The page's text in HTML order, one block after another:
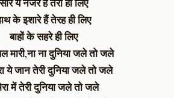
ये नजरे हैं तेरी ही लिए
के इशारे हैं तेरह ही लिए
बाहों के सहरे ही लिए
मारी,ना ना दुनिया जले तो जले
ये जान तेरी दुनिया जले तो जले
में तेरी दुनिया जले तो जले